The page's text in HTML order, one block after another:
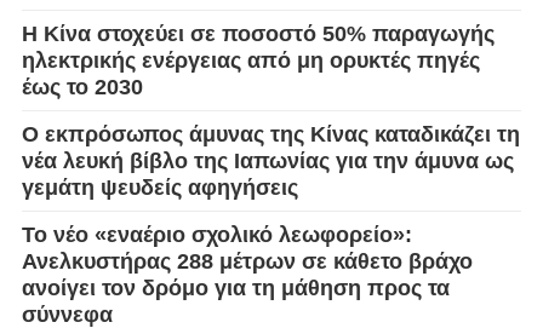
Η Κίνα στοχεύει σε ποσοστό 50% παραγωγής
ηλεκτρικής ενέργειας από μη ορυκτές πηγές
έως το 2030
Ο εκπρόσωπος άμυνας της Κίνας καταδικάζει τη
νέα λευκή βίβλο της Ιαπωνίας για την άμυνα ως
γεμάτη ψευδείς αφηγήσεις
Το νέο «εναέριο σχολικό λεωφορείο»:
Ανελκυστήρας 288 μέτρων σε κάθετο βράχο
ανοίγει τον δρόμο για τη μάθηση προς τα
σύννεφα